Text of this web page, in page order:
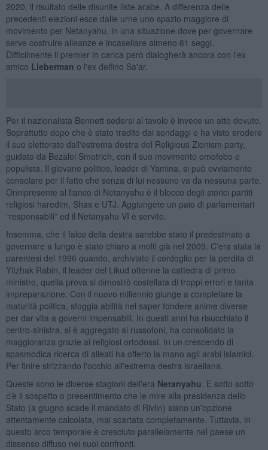
2020, il risultato delle disunite liste arabe. A differenza delle
precedenti elezioni esce dalle urne uno spazio maggiore di
movimento per Netanyahu, in una situazione dove per governare
serve costruire alleanze e incasellare almeno 61 seggi.
Difficilmente il premier in carica però dialogherà ancora con l'ex
amico Lieberman o l'ex delfino Sa'ar.
Per il nazionalista Bennett sedersi al tavolo è invece un atto dovuto.
Soprattutto dopo che è stato tradito dai sondaggi e ha visto erodere
il suo elettorato dall'estrema destra del Religious Zionism party,
guidato da Bezalel Smotrich, con il suo movimento omofobo e
populista. Il giovane politico, leader di Yamina, si può ovviamente
consolare per il fatto che senza di lui nessuno va da nessuna parte.
Onnipresente al fianco di Netanyahu è il blocco degli storici partiti
religiosi haredim, Shas e UTJ. Aggiungete un paio di parlamentari
“responsabili” ed il Netanyahu VI è servito.
Insomma, che il falco della destra sarebbe stato il predestinato a
governare a lungo è stato chiaro a molti già nel 2009. C'era stata la
parentesi del 1996 quando, archiviato il cordoglio per la perdita di
Yitzhak Rabin, il leader del Likud ottenne la cattedra di primo
ministro, quella prova si dimostrò costellata di troppi errori e tanta
impreparazione. Con il nuovo millennio giunge a completare la
maturità politica, sfoggia abilità nel saper fondere anime diverse
per dar vita a governi impensabili. In questi anni ha risucchiato il
centro-sinistra, si è aggregato ai russofoni, ha consolidato la
maggioranza grazie ai religiosi ortodossi. In un crescendo di
spasmodica ricerca di alleati ha offerto la mano agli arabi islamici.
Per finire strizzando l'occhio all'estrema destra israeliana.
Queste sono le diverse stagioni dell'era Netanyahu . E sotto sotto
c'è il sospetto o presentimento che le mire alla presidenza dello
Stato (a giugno scade il mandato di Rivlin) siano un'opzione
attentamente calcolata, mai scartata completamente. Tuttavia, in
questo arco temporale è cresciuto parallelamente nel paese un
dissenso diffuso nei suoi confronti.